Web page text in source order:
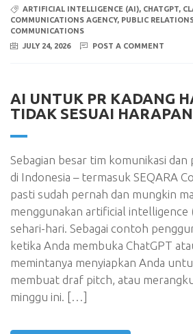
ARTIFICIAL INTELLIGENCE (AI), CHATGPT,
COMMUNICATIONS AGENCY, PUBLIC
COMMUNICATIONS
JULY 24, 2026
POST A COMMENT
AI UNTUK PR KADANG
TIDAK SESUAI
Sebagian besar tim komunikasi
di Indonesia – termasuk SEQARA
pasti sudah pernah dan mungkin
menggunakan artificial intelligence
sehari-hari. Sebagai contoh
ketika Anda membuka ChatGPT
memintanya menyiapkan Anda
membuat draf pitch, atau
minggu ini. […]